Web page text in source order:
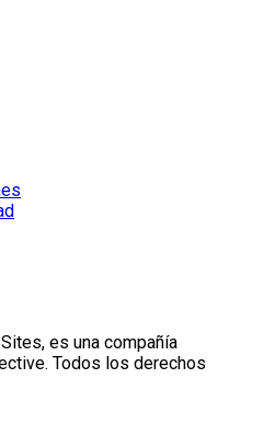
es una compañía
Todos los derechos